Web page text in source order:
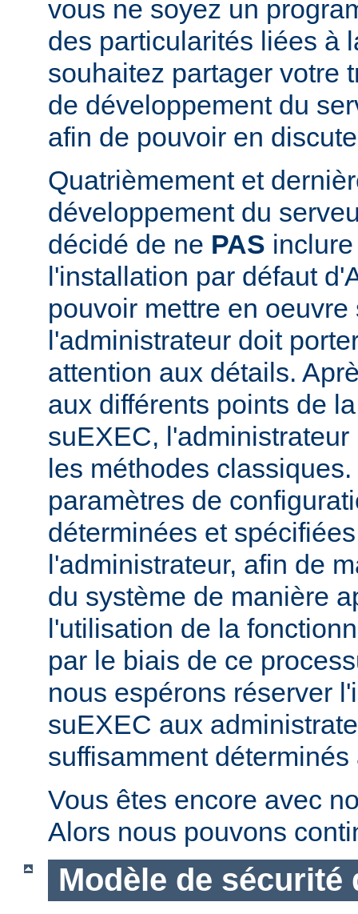
vous ne soyez un
des particularités liées à
souhaitez partager votre
de développement du
afin de pouvoir en
Quatrièmement et
développement du
décidé de ne PAS
l'installation par défaut
pouvoir mettre en oeuvre
l'administrateur doit
attention aux détails.
aux différents points de
suEXEC,
les méthodes
paramètres de
déterminées et
l'administrateur, afin de
du système de manière
l'utilisation de la
par le biais de ce
nous espérons réserver
suEXEC aux
suffisamment
Vous êtes encore avec
Alors nous pouvons
Modèle de sécurité